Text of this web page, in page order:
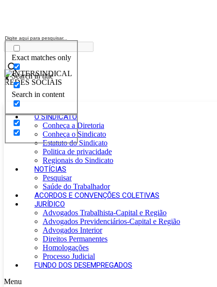
Exact matches only
Search in title
Search in content
O SINDICATO
Conheça a Diretoria
Conheça o Sindicato
Estatuto do Sindicato
Politica de privacidade
Regionais do Sindicato
NOTÍCIAS
Pesquisar
Saúde do Trabalhador
ACORDOS E CONVENÇÕES COLETIVAS
JURÍDICO
Advogados Trabalhista-Capital e Região
Advogados Previdenciários-Capital e Região
Advogados Interior
Direitos Permanentes
Homologações
Processo Judicial
FUNDO DOS DESEMPREGADOS
Menu